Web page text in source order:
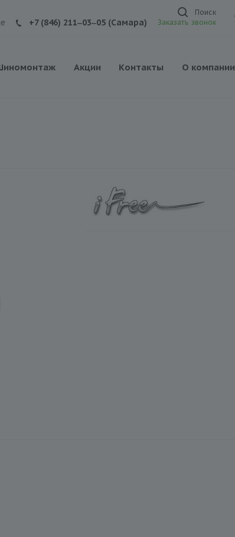
Поиск
+7 (846) 211‒03‒05 (Самара) Заказать звонок
Акции Контакты О компании